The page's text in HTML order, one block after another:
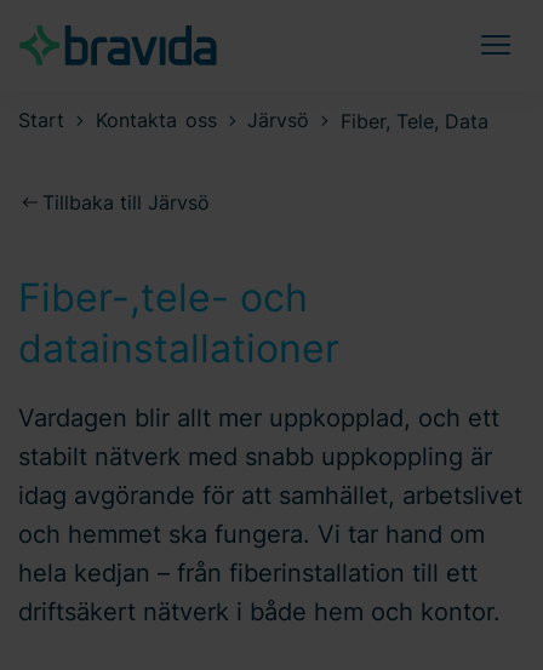
Start Kontakta oss Järvsö Fiber, Tele, Data
Tillbaka till Järvsö
Fiber-,tele- och
datainstallationer
Vardagen blir allt mer uppkopplad, och ett
stabilt nätverk med snabb uppkoppling är
idag avgörande för att samhället, arbetslivet
och hemmet ska fungera. Vi tar hand om
hela kedjan – från fiberinstallation till ett
driftsäkert nätverk i både hem och kontor.